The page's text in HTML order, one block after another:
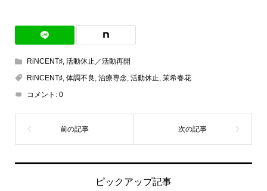
RiNCENT♯, 活動休止／活動再開
RiNCENT♯, 体調不良 , 治療専念, 活動休止, 茉希春花
コメント: 0
ピックアップ記事